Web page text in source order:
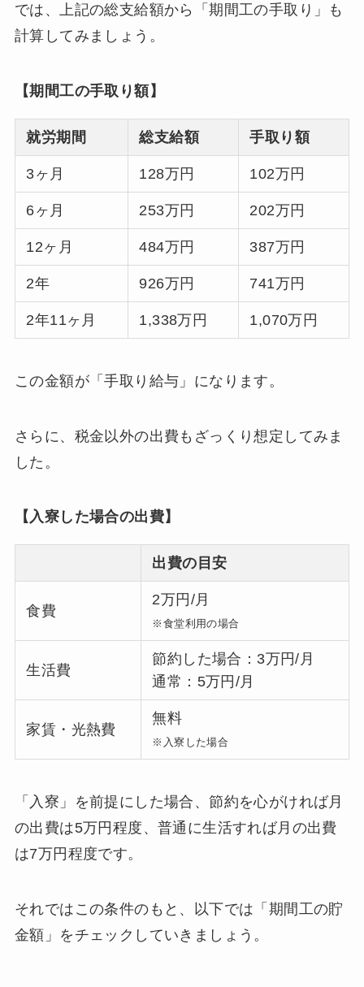
では、上記の総支給額から「期間工の手取り」も
計算してみましょう。
【期間工の手取り額】
就労期間 総支給額 手取り額
3ヶ月 128万円 102万円
6ヶ月 253万円 202万円
12ヶ月 484万円 387万円
2年 926万円 741万円
2年11ヶ月 1,338万円 1,070万円
この金額が「手取り給与」になります。
さらに、税金以外の出費もざっくり想定してみま
した。
【入寮した場合の出費】
出費の目安
食費
2万円/月
※食堂利用の場合
生活費
節約した場合：3万円/月
通常：5万円/月
家賃・光熱費
無料
※入寮した場合
「入寮」を前提にした場合、節約を心がければ月
の出費は5万円程度、普通に生活すれば月の出費
は7万円程度です。
それではこの条件のもと、以下では「期間工の貯
金額」をチェックしていきましょう。